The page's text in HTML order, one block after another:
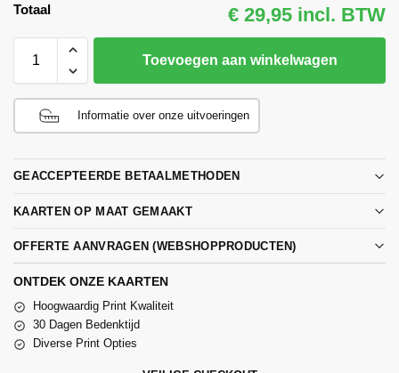
Totaal € 29,95 incl. BTW
Toevoegen aan winkelwagen
Informatie over onze uitvoeringen
GEACCEPTEERDE BETAALMETHODEN
KAARTEN OP MAAT GEMAAKT
OFFERTE AANVRAGEN (WEBSHOPPRODUCTEN)
ONTDEK ONZE KAARTEN
Hoogwaardig Print Kwaliteit
30 Dagen Bedenktijd
Diverse Print Opties